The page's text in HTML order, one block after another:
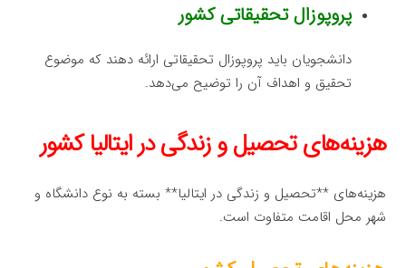
پروپوزال تحقیقاتی کشور
دانشجویان باید پروپوزال تحقیقاتی ارائه دهند که موضوع
تحقیق و اهداف آن را توضیح می‌دهد.
هزینه‌های تحصیل و زندگی در ایتالیا کشور
هزینه‌های **تحصیل و زندگی در ایتالیا** بسته به نوع دانشگاه و
شهر محل اقامت متفاوت است.